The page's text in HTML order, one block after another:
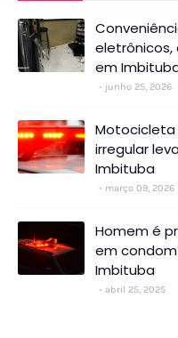
eletrônicos,
em
junho 25, 2026
Motocicleta
irregular
Imbituba
março 09, 2026
Homem é
em
Imbituba
abril 25, 2025